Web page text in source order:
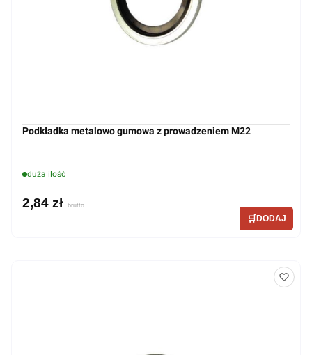
Podkładka metalowo gumowa z prowadzeniem M22
duża ilość
2,84 zł